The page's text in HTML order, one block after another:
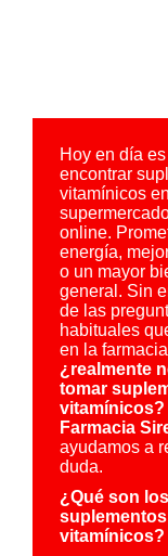
Hoy en día
encontrar
vitamínicos
online.
energía,
o un mayor
general. Sin
de las
habituales
en la
¿realmente
tomar
vitamínicos?
Farmacia
ayudamos a
duda.
¿Qué son los
suplementos
vitamínicos?